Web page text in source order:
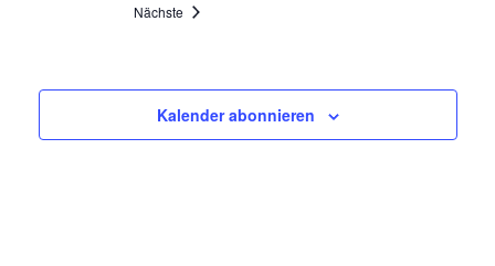
NächsteVeranstaltungen
Kalender abonnieren